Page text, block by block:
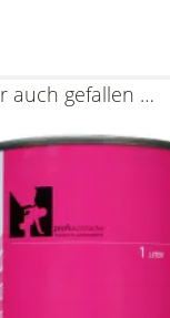
auch gefallen …